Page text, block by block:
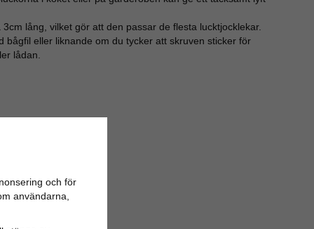
lång, vilket gör att den passar de flesta lucktjocklekar.
bågfil eller liknande om du tycker att skruven sticker för
lådan.
och för
användarna,